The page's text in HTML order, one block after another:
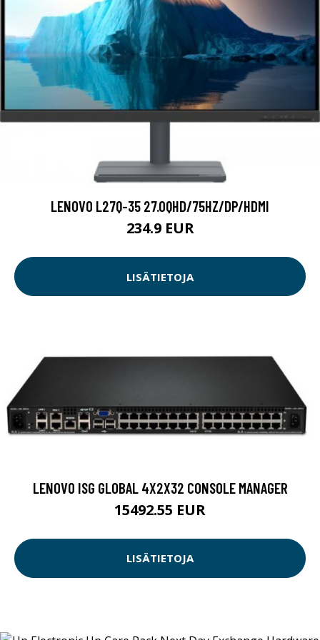
LENOVO L27Q-35 27.0QHD/75HZ/DP/HDMI
234.9 EUR
LISÄTIETOJA
LENOVO ISG GLOBAL 4X2X32 CONSOLE MANAGER
15492.55 EUR
LISÄTIETOJA